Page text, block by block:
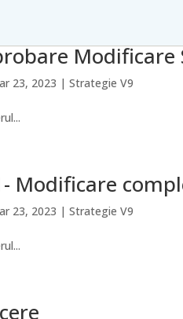
Modificare
23, 2023 |Strategie V9
Modificare
23, 2023 |Strategie V9